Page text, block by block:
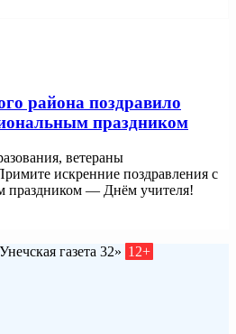
района поздравило
праздником
ветераны
искренние поздравления с
праздником — Днём учителя!
газета 32» 12+